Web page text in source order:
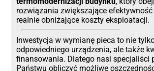
rozwiązania zwiększające efektywność
realnie obniżające koszty eksploatacji.
Inwestycja w wymianę pieca to nie
odpowiedniego urządzenia, ale także
finansowania. Dlatego nasi specjaliści
Państwu obliczyć możliwe